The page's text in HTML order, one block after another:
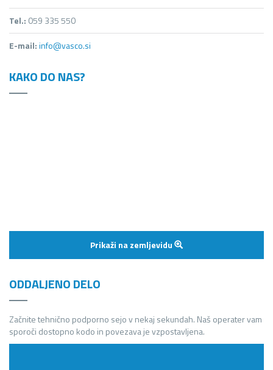
Tel.: 059 335 550
E-mail:info@vasco.si
KAKO DO NAS?
Prikaži na zemljevidu
ODDALJENO DELO
Začnite tehnično podporno sejo v nekaj sekundah. Naš operater vam
sporoči dostopno kodo in povezava je vzpostavljena.